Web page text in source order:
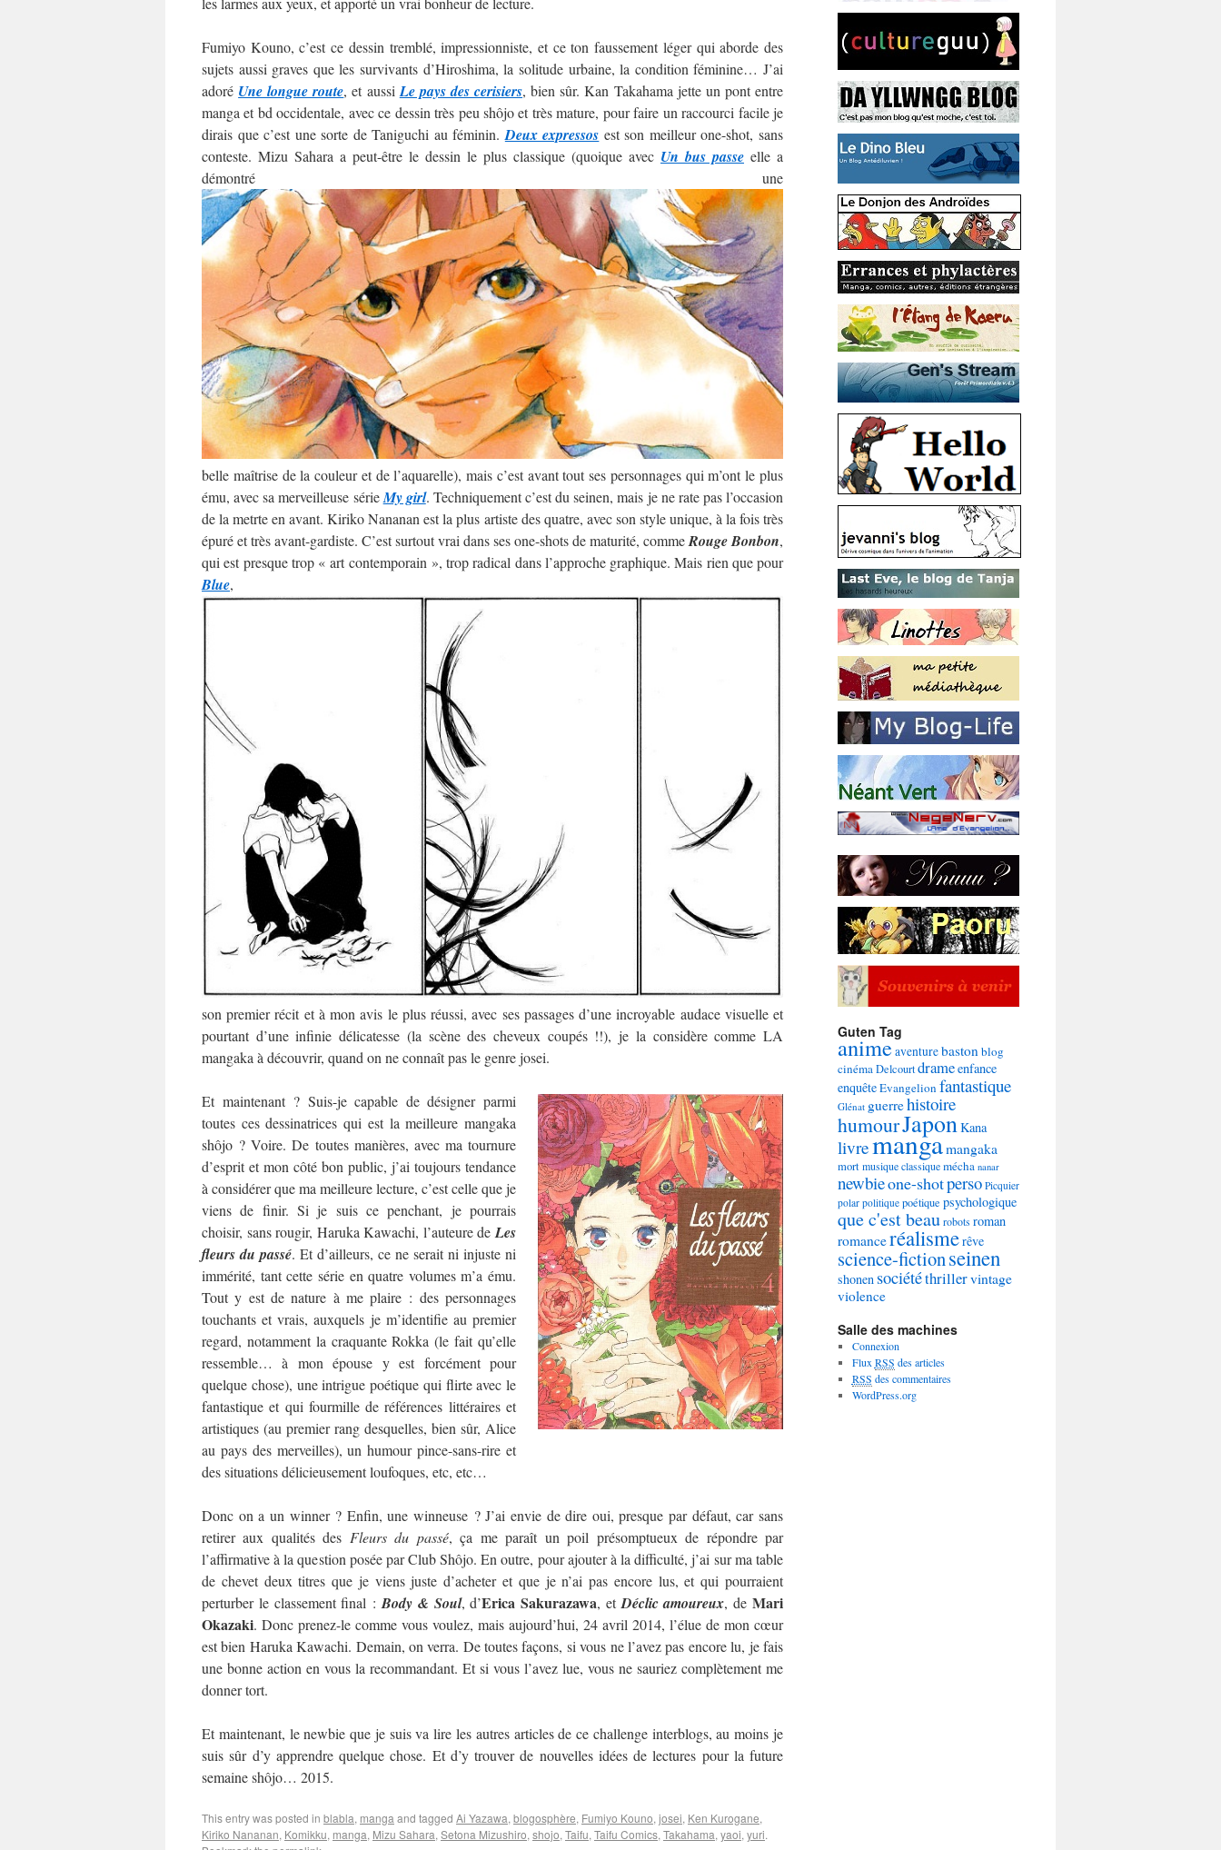
Fumiyo Kouno, c’est ce dessin tremblé, impressionniste, et ce ton faussement léger qui aborde des
sujets aussi graves que les survivants d’Hiroshima, la solitude urbaine, la condition féminine… J’ai
adoré Une longue route, et aussi Le pays des cerisiers, bien sûr. Kan Takahama jette un pont entre
manga et bd occidentale, avec ce dessin très peu shôjo et très mature, pour faire un raccourci facile je
dirais que c’est une sorte de Taniguchi au féminin. Deux expressos est son meilleur one-shot, sans
conteste. Mizu Sahara a peut-être le dessin le plus classique (quoique avec Un bus passe elle a
démontré une
belle maîtrise de la couleur et de l’aquarelle), mais c’est avant tout ses personnages qui m’ont le plus
ému, avec sa merveilleuse sérieMy girl. Techniquement c’est du seinen, mais je ne rate pas l’occasion
de la metrte en avant. Kiriko Nananan est la plus artiste des quatre, avec son style unique, à la fois très
épuré et très avant-gardiste. C’est surtout vrai dans ses one-shots de maturité, commeRouge Bonbon,
qui est presque trop « art contemporain », trop radical dans l’approche graphique. Mais rien que pour
Blue,
son premier récit et à mon avis le plus réussi, avec ses passages d’une incroyable audace visuelle et
pourtant d’une infinie délicatesse (la scène des cheveux coupés !!), je la considère comme LA
mangaka à découvrir, quand on ne connaît pas le genre josei.
Et maintenant ? Suis-je capable de désigner parmi
toutes ces dessinatrices qui est la meilleure mangaka
shôjo ? Voire. De toutes manières, avec ma tournure
d’esprit et mon côté bon public, j’ai toujours tendance
à considérer que ma meilleure lecture, c’est celle que je
viens de finir. Si je suis ce penchant, je pourrais
choisir, sans rougir, Haruka Kawachi, l’auteure deLes
fleurs du passé. Et d’ailleurs, ce ne serait ni injuste ni
immérité, tant cette série en quatre volumes m’a ému.
Tout y est de nature à me plaire : des personnages
touchants et vrais, auxquels je m’identifie au premier
regard, notamment la craquante Rokka (le fait qu’elle
ressemble… à mon épouse y est forcément pour
quelque chose), une intrigue poétique qui flirte avec le
fantastique et qui fourmille de références littéraires et
artistiques (au premier rang desquelles, bien sûr, Alice
au pays des merveilles), un humour pince-sans-rire et
des situations délicieusement loufoques, etc, etc…
Donc on a un winner ? Enfin, une winneuse ? J’ai envie de dire oui, presque par défaut, car sans
retirer aux qualités des Fleurs du passé, ça me paraît un poil présomptueux de répondre par
l’affirmative à la question posée par Club Shôjo. En outre, pour ajouter à la difficulté, j’ai sur ma table
de chevet deux titres que je viens juste d’acheter et que je n’ai pas encore lus, et qui pourraient
perturber le classement final :Body & Soul, d’Erica Sakurazawa, etDéclic amoureux, deMari
Okazaki. Donc prenez-le comme vous voulez, mais aujourd’hui, 24 avril 2014, l’élue de mon cœur
est bien Haruka Kawachi. Demain, on verra. De toutes façons, si vous ne l’avez pas encore lu, je fais
une bonne action en vous la recommandant. Et si vous l’avez lue, vous ne sauriez complètement me
donner tort.
Et maintenant, le newbie que je suis va lire les autres articles de ce challenge interblogs, au moins je
suis sûr d’y apprendre quelque chose. Et d’y trouver de nouvelles idées de lectures pour la future
semaine shôjo… 2015.
This entry was posted in blabla, manga and tagged Ai Yazawa, blogosphère, Fumiyo Kouno, josei, Ken Kurogane,
Kiriko Nananan, Komikku, manga, Mizu Sahara, Setona Mizushiro, shojo, Taifu, Taifu Comics, Takahama, yaoi, yuri.
Guten Tag
animeaventurebaston blog
cinémaDelcourtdrameenfance
enquêteEvangelion fantastique
Glénat guerrehistoire
humourJapon Kana
livremangamangaka
mortmusique classiquemécha nanar
newbieone-shotperso Picquier
polar politique poétique psychologique
que c'est beaurobotsroman
romanceréalismerêve
science-fictionseinen
shonen sociététhrillervintage
violence
Salle des machines
Connexion
Flux RSS des articles
RSS des commentaires
WordPress.org